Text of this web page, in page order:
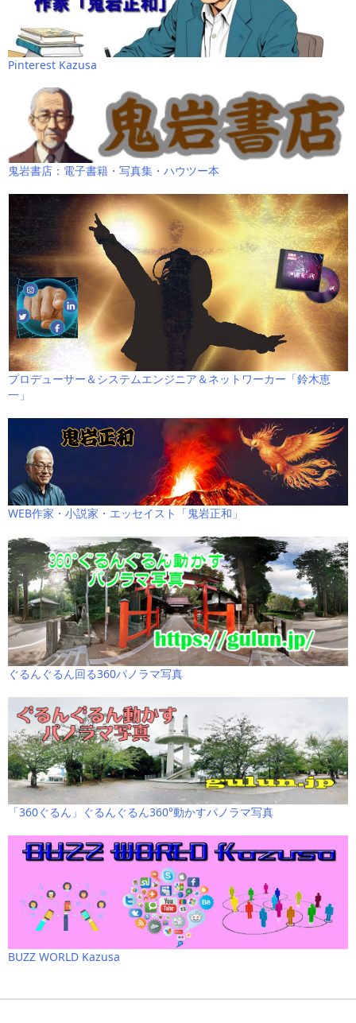
Pinterest Kazusa
鬼岩書店：電子書籍・写真集・ハウツー本
プロデューサー＆システムエンジニア＆ネットワーカー「鈴木恵
一」
WEB作家・小説家・エッセイスト「鬼岩正和」
ぐるんぐるん回る360パノラマ写真
「360ぐるん」ぐるんぐるん360°動かすパノラマ写真
BUZZ WORLD Kazusa